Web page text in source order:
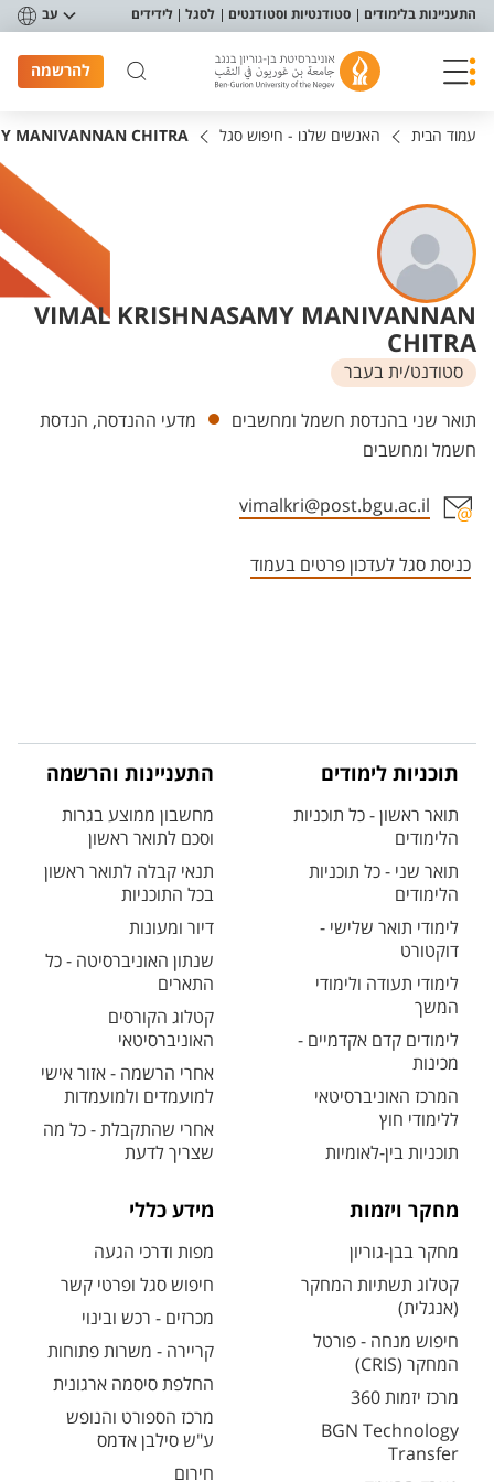
תפריט נגישות
התעניינות בלימודים סטודנטיות וסטודנטים לסגל לידידים עב
להרשמה
עמוד הבית האנשים שלנו - חיפוש סגל MANIVANNAN CHITRA
VIMAL KRISHNASAMY MANIVANNAN
CHITRA
סטודנט/ית בעבר
יחידות
תואר שני בהנדסת חשמל ומחשבים
מדעי ההנדסה, הנדסת
חשמל ומחשבים
vimalkri@post.bgu.ac.il
כניסת סגל לעדכון פרטים בעמוד
תוכניות לימודים
תואר ראשון - כל תוכניות
הלימודים
תואר שני - כל תוכניות
הלימודים
לימודי תואר שלישי -
דוקטורט
לימודי תעודה ולימודי
המשך
לימודים קדם אקדמיים -
מכינות
המרכז האוניברסיטאי
ללימודי חוץ
תוכניות בין-לאומיות
התעניינות והרשמה
מחשבון ממוצע בגרות
וסכם לתואר ראשון
תנאי קבלה לתואר ראשון
בכל התוכניות
דיור ומעונות
שנתון האוניברסיטה - כל
התארים
קטלוג הקורסים
האוניברסיטאי
אחרי הרשמה - אזור אישי
למועמדים ולמועמדות
אחרי שהתקבלת - כל מה
שצריך לדעת
מחקר ויזמות
מחקר בבן-גוריון
קטלוג תשתיות המחקר
(אנגלית)
חיפוש מנחה - פורטל
המחקר (CRIS)
מרכז יזמות 360
BGN Technology
Transfer
מידע כללי
מפות ודרכי הגעה
חיפוש סגל ופרטי קשר
מכרזים - רכש ובינוי
קריירה - משרות פתוחות
החלפת סיסמה ארגונית
מרכז הספורט והנופש
ע"ש סילבן אדמס
חירום